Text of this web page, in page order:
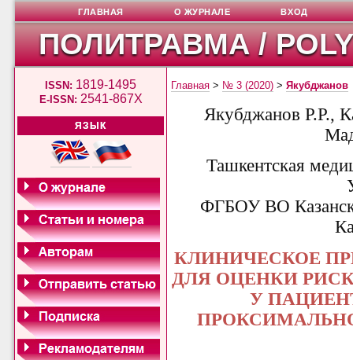
ПОЛИТРАВМА /
ISSN: 1819-1495
E-ISSN: 2541-867X
ЯЗЫК
ГЛАВНАЯ О ЖУРНАЛЕ ВХОД
Главная > № 3 (2020) >Якубджанов
Якубджанов
Ташкентская
ФГБОУ ВО
КЛИНИЧЕСКОЕ
ДЛЯ ОЦЕНКИ
У